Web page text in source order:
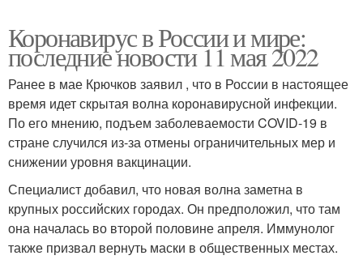
Коронавирус в России и мире:
последние новости 11 мая 2022
Ранее в мае Крючков заявил , что в России в настоящее
время идет скрытая волна коронавирусной инфекции.
По его мнению, подъем заболеваемости COVID-19 в
стране случился из-за отмены ограничительных мер и
снижении уровня вакцинации.
Специалист добавил, что новая волна заметна в
крупных российских городах. Он предположил, что там
она началась во второй половине апреля. Иммунолог
также призвал вернуть маски в общественных местах.